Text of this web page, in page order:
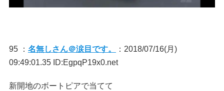
95 ： 名無しさん＠涙目です。
：2018/07/16(月)
09:49:01.35 ID:EgpqP19x0.net
新開地のボートピアで当てて